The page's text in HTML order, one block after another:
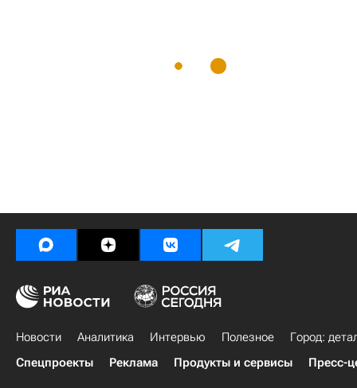
Новости Аналитика Интервью Полезное
Город:
Спецпроекты
Реклама Продукты и сервисы Пресс-